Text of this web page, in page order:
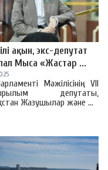
ақын, экс-депутат
Мыса «Жастар ...
Мәжілісінің VII
депутаты,
Жазушылар және ...